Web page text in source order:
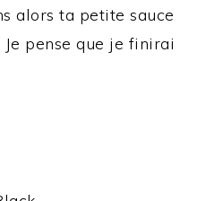
alors ta petite sauce
pense que je finirai